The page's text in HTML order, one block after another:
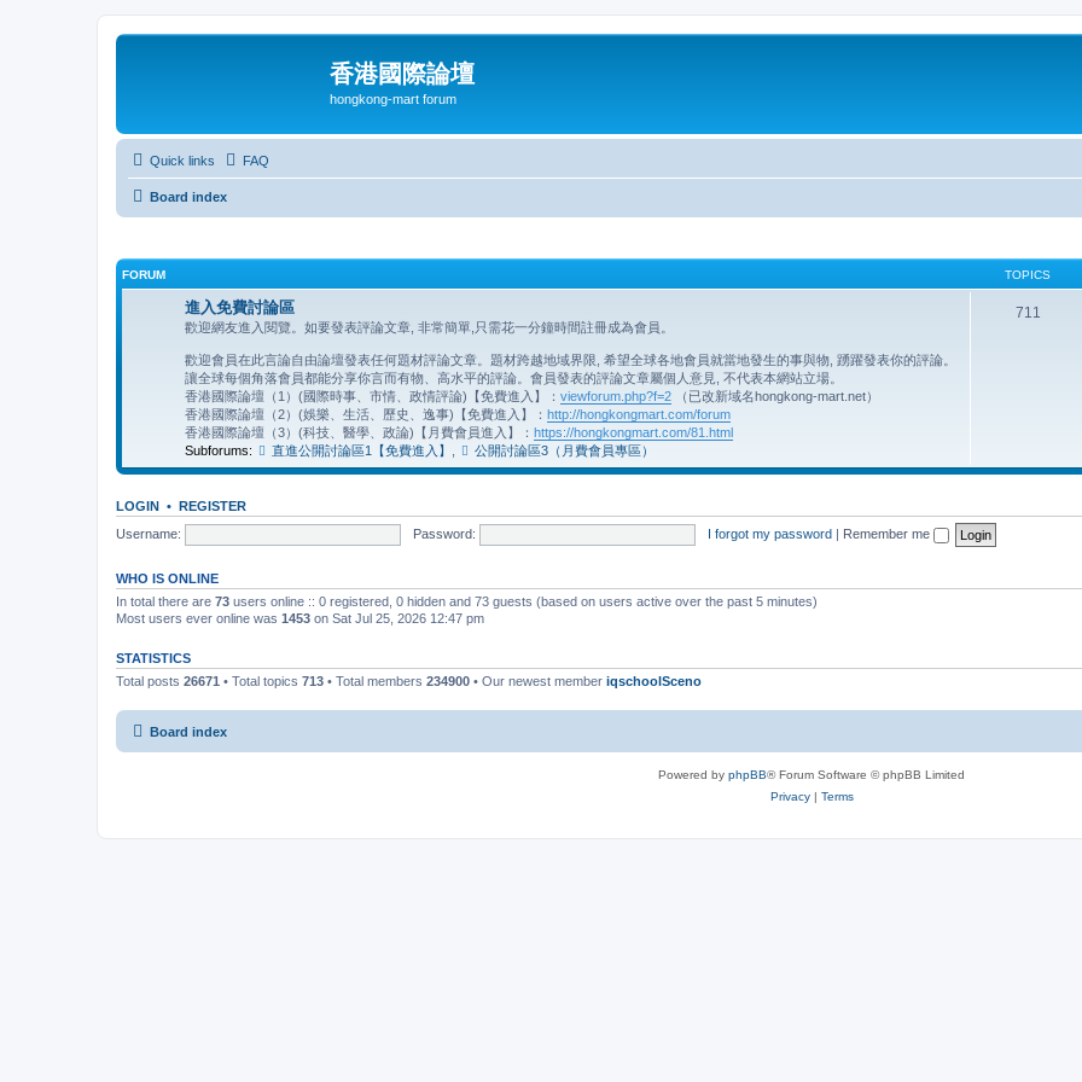
香港國際論壇
hongkong-mart forum
Quick links FAQ
Board index
FORUM TOPICS
進入免費討論區
歡迎網友進入閱覽。如要發表評論文章, 非常簡單,只需花一分鐘時間註冊成為會員。
歡迎會員在此言論自由論壇發表任何題材評論文章。題材跨越地域界限, 希望全球各地會員就當地發生的事與物, 踴躍發表你的評論。
讓全球每個角落會員都能分享你言而有物、高水平的評論。會員發表的評論文章屬個人意見, 不代表本網站立場。
香港國際論壇（1）(國際時事、市情、政情評論)【免費進入】： viewforum.php?f=2 （已改新域名hongkong-mart.net）
香港國際論壇（2）(娛樂、生活、歷史、逸事)【免費進入】： http://hongkongmart.com/forum
香港國際論壇（3）(科技、醫學、政論)【月費會員進入】： https://hongkongmart.com/81.html
Subforums:
直進公開討論區1【免費進入】 公開討論區3（月費會員專區）
711
LOGIN • REGISTER
Username:
Password: I forgot my password | Remember me
WHO IS ONLINE
In total there are 73 users online :: 0 registered, 0 hidden and 73 guests (based on users active over the past 5 minutes)
Most users ever online was 1453 on Sat Jul 25, 2026 12:47 pm
STATISTICS
Total posts 26671 • Total topics 713 • Total members 234900 • Our newest member iqschoolSceno
Board index
Powered by phpBB® Forum Software © phpBB Limited
Privacy| Terms